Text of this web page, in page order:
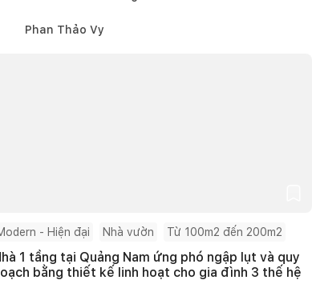
Phan Thảo Vy
- Hiện đại Nhà vườn Từ 100m2 đến 200m2
1 tầng tại Quảng Nam ứng phó ngập lụt và quy
bằng thiết kế linh hoạt cho gia đình 3 thế hệ